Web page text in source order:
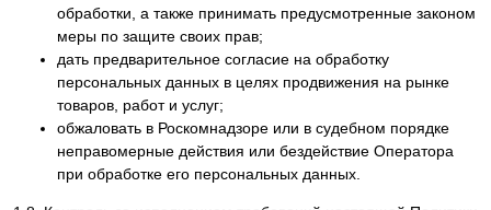
обработки, а также принимать предусмотренные законом
меры по защите своих прав;
дать предварительное согласие на обработку
персональных данных в целях продвижения на рынке
товаров, работ и услуг;
обжаловать в Роскомнадзоре или в судебном порядке
неправомерные действия или бездействие Оператора
при обработке его персональных данных.